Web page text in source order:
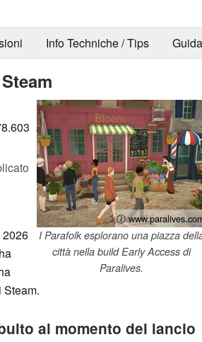
Info Techniche / Tips
ⓘ
I Parafolk esplorano una piazza
città nella build Early Access di
Paralives.
2026
al momento del lancio